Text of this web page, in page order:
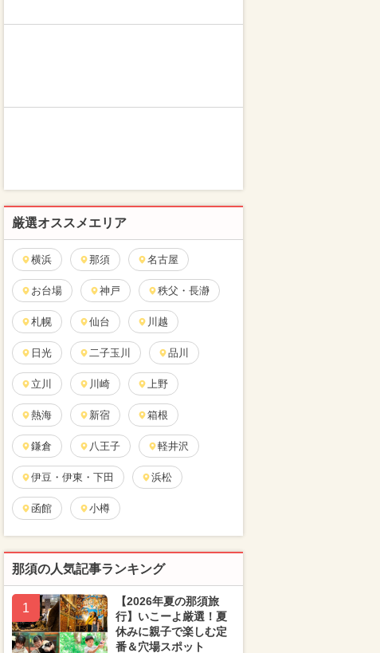
厳選オススメエリア
横浜 那須 名古屋
お台場 神戸 秩父・長瀞
札幌 仙台 川越
日光 二子玉川 品川
立川 川崎 上野
熱海 新宿 箱根
鎌倉 八王子 軽井沢
伊豆・伊東・下田 浜松
函館 小樽
那須の人気記事ランキング
1
【2026年夏の那須旅
行】いこーよ厳選！夏
休みに親子で楽しむ定
番＆穴場スポット